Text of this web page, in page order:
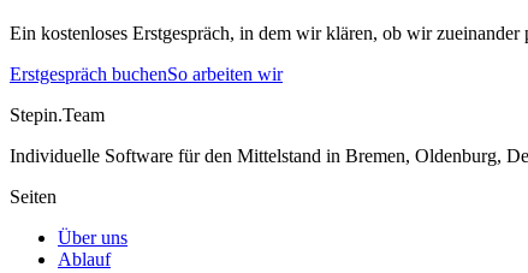
Ein kostenloses Erstgespräch, in dem wir klären, ob wir zueinander
Erstgespräch buchenSo arbeiten wir
Stepin.Team
Individuelle Software für den Mittelstand in Bremen, Oldenburg,
Seiten
Über uns
Ablauf